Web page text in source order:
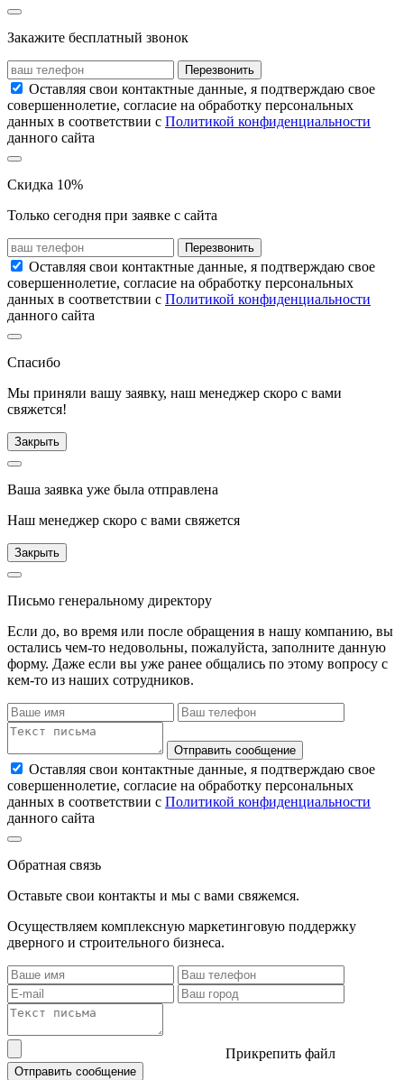
Закажите бесплатный звонок
Перезвонить
Оставляя свои контактные данные, я подтверждаю свое
совершеннолетие, согласие на обработку персональных
данных в соответствии с Политикой конфиденциальности
данного сайта
Скидка 10%
Только сегодня при заявке с сайта
Перезвонить
Оставляя свои контактные данные, я подтверждаю свое
совершеннолетие, согласие на обработку персональных
данных в соответствии с Политикой конфиденциальности
данного сайта
Спасибо
Мы приняли вашу заявку, наш менеджер скоро с вами
свяжется!
Закрыть
Ваша заявка уже была отправлена
Наш менеджер скоро с вами свяжется
Закрыть
Письмо генеральному директору
Если до, во время или после обращения в нашу компанию, вы
остались чем-то недовольны, пожалуйста, заполните данную
форму. Даже если вы уже ранее общались по этому вопросу с
кем-то из наших сотрудников.
Отправить сообщение
Оставляя свои контактные данные, я подтверждаю свое
совершеннолетие, согласие на обработку персональных
данных в соответствии с Политикой конфиденциальности
данного сайта
Обратная связь
Оставьте свои контакты и мы с вами свяжемся.
Осуществляем комплексную маркетинговую поддержку
дверного и строительного бизнеса.
Прикрепить файл
Отправить сообщение